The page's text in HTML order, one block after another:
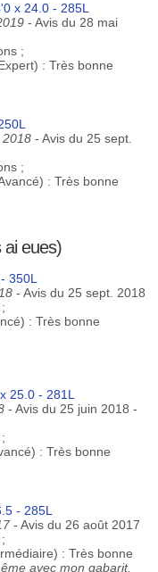
x 24.0 - 285L
- Avis du 28 mai
;
: Très bonne
2018 - Avis du 25 sept.
;
: Très bonne
ai eues)
350L
- Avis du 25 sept. 2018
: Très bonne
25.0 - 281L
- Avis du 25 juin 2018 -
: Très bonne
- 285L
- Avis du 26 août 2017
: Très bonne
avec mon gabarit.